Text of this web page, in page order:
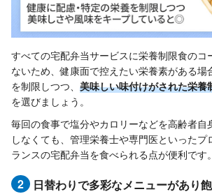
すべての宅配弁当サービスに栄養制限食のコ
ないため、健康面で控えたい栄養素がある場
を制限しつつ、 美味しい味付けがされた栄養
を選びましょう。
毎回の食事で塩分やカロリーなどを高齢者自
しなくても、管理栄養士や専門医といった
ランスの宅配弁当を食べられる点が便利です。
2 日替わりで多彩なメニューがあり